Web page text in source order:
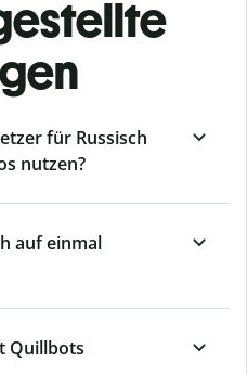
für Russisch
nutzen?
auf einmal
Quillbots